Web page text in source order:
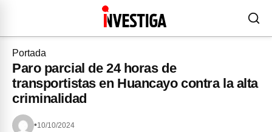
Portada
Paro parcial de 24 horas de
transportistas en Huancayo contra la alta
criminalidad
•10/10/2024